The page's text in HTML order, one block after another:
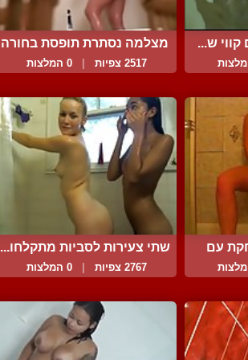
קווי ש...
מצלמה נסתרת תופסת בחורה
...
2517 צפיות 0 המלצות
עם
שתי צעירות לסביות מתקלחו...
2767 צפיות 0 המלצות